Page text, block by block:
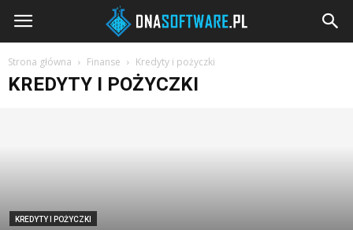
DNAsoftware.pl
Strona główna Finanse Kredyty i pożyczki
KREDYTY I POŻYCZKI
KREDYTY I POŻYCZKI